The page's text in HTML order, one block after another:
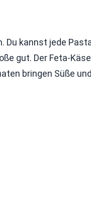
kannst jede
gut. Der Feta-
bringen Süße